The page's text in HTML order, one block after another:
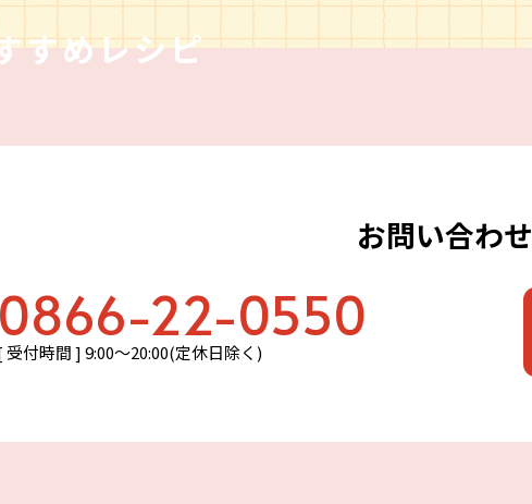
すめレシピ
お問い合わせ
0866-22-0550
受付時間 ] 9:00〜20:00(定休日除く)